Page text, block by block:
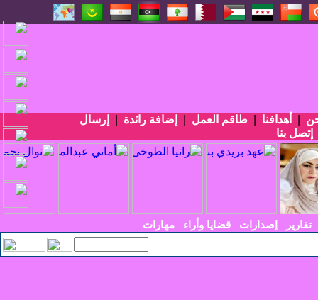
أهدافنا طاقم العمل إضافة رائدة
إرسال
إتصل بنا
تقارير إصدارات قضايا وأراء
مهارات